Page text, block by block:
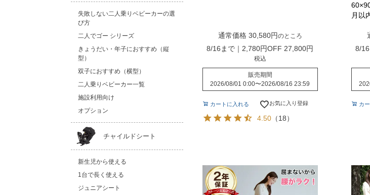
失敗しない二人乗りベビーカーの選
び方
二人でゴー シリーズ
きょうだい・年子におすすめ（縦
型）
双子におすすめ（横型）
二人乗りベビーカー一覧
施設利用向け
オプション
チャイルドシート
新生児から使える
1台で長く使える
ジュニアシート
通常価格 30,580 のところ
8/16まで｜2,780円OFF 27,800
税込
販売期間
2026/08/01 0:00〜2026/08/16 23:59
カートに入れる お気に入り登録
4.50 （18）
月以
8/
カ